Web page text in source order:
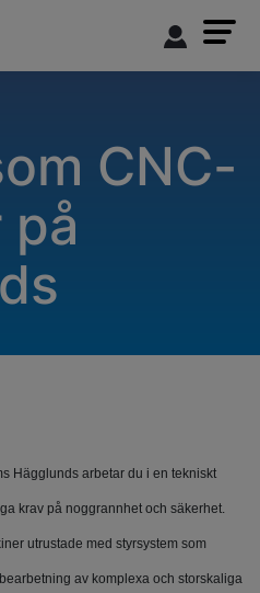
CNC-
Hägglunds arbetar du i en tekniskt
krav på noggrannhet och säkerhet.
utrustade med styrsystem som
av komplexa och storskaliga